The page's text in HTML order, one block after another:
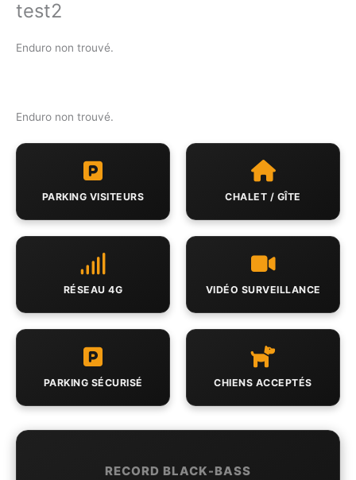
Aller
contenu
test2
Enduro non trouvé.
Enduro non trouvé.
PARKING VISITEURS CHALET / GÎTE
RÉSEAU 4G VIDÉO SURVEILLANCE
PARKING SÉCURISÉ CHIENS ACCEPTÉS
RECORD BLACK-BASS